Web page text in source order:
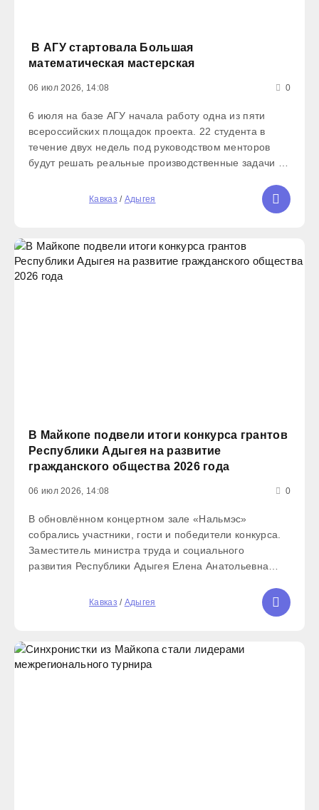
В АГУ стартовала Большая
математическая мастерская
06 июл 2026, 14:08 0
6 июля на базе АГУ начала работу одна из пяти
всероссийских площадок проекта. 22 студента в
течение двух недель под руководством менторов
будут решать реальные производственные задачи от
четыре проекта: от оптимизации работы банковских
Кавказ / Адыгея
В Майкопе подвели итоги конкурса грантов
Республики Адыгея на развитие
гражданского общества 2026 года
06 июл 2026, 14:08 0
В обновлённом концертном зале «Нальмэс»
собрались участники, гости и победители конкурса.
Заместитель министра труда и социального
развития Республики Адыгея Елена Анатольевна
поздравила команды-победители. В этом году
Кавказ / Адыгея